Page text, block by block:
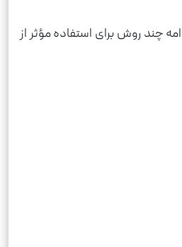
چند روش برای استفاده مؤثر از